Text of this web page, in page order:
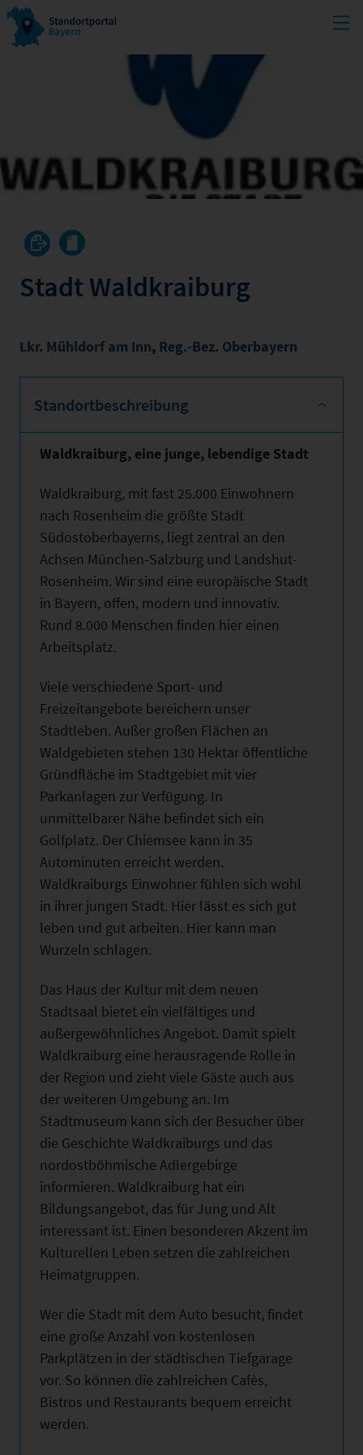
Stadt Waldkraiburg
Lkr. Mühldorf am Inn, Reg.-Bez. Oberbayern
Standortbeschreibung
Waldkraiburg, eine junge, lebendige Stadt
Waldkraiburg, mit fast 25.000 Einwohnern
nach Rosenheim die größte Stadt
Südostoberbayerns, liegt zentral an den
Achsen München-Salzburg und Landshut-
Rosenheim. Wir sind eine europäische Stadt
in Bayern, offen, modern und innovativ.
Rund 8.000 Menschen finden hier einen
Arbeitsplatz.
Viele verschiedene Sport- und
Freizeitangebote bereichern unser
Stadtleben. Außer großen Flächen an
Waldgebieten stehen 130 Hektar öffentliche
Gründfläche im Stadtgebiet mit vier
Parkanlagen zur Verfügung. In
unmittelbarer Nähe befindet sich ein
Golfplatz. Der Chiemsee kann in 35
Autominuten erreicht werden.
Waldkraiburgs Einwohner fühlen sich wohl
in ihrer jungen Stadt. Hier lässt es sich gut
leben und gut arbeiten. Hier kann man
Wurzeln schlagen.
Das Haus der Kultur mit dem neuen
Stadtsaal bietet ein vielfältiges und
außergewöhnliches Angebot. Damit spielt
Waldkraiburg eine herausragende Rolle in
der Region und zieht viele Gäste auch aus
der weiteren Umgebung an. Im
Stadtmuseum kann sich der Besucher über
die Geschichte Waldkraiburgs und das
nordostböhmische Adlergebirge
informieren. Waldkraiburg hat ein
Bildungsangebot, das für Jung und Alt
interessant ist. Einen besonderen Akzent im
Kulturellen Leben setzen die zahlreichen
Heimatgruppen.
Wer die Stadt mit dem Auto besucht, findet
eine große Anzahl von kostenlosen
Parkplätzen in der städtischen Tiefgarage
vor. So können die zahlreichen Cafès,
Bistros und Restaurants bequem erreicht
werden.